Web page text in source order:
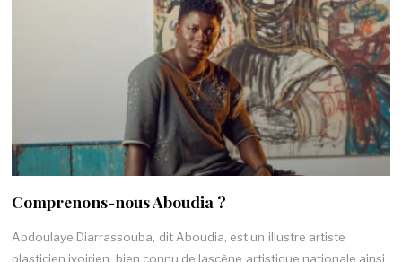
Comprenons-nous Aboudia ?
Abdoulaye Diarrassouba, dit Aboudia, est un illustre artiste
plasticien ivoirien, bien connu de lascène artistique nationale ainsi